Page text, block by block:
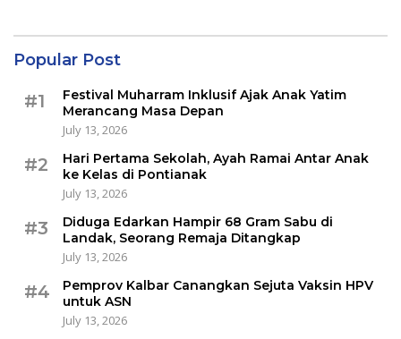
Popular Post
#1
Festival Muharram Inklusif Ajak Anak Yatim
Merancang Masa Depan
July 13, 2026
#2
Hari Pertama Sekolah, Ayah Ramai Antar Anak
ke Kelas di Pontianak
July 13, 2026
#3
Diduga Edarkan Hampir 68 Gram Sabu di
Landak, Seorang Remaja Ditangkap
July 13, 2026
#4
Pemprov Kalbar Canangkan Sejuta Vaksin HPV
untuk ASN
July 13, 2026